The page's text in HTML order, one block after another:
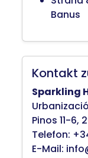
Banus
Kontakt
Sparkling
Pinos 11-6,
Telefon:
E-Mail: